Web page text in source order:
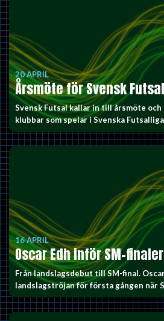
20 APRIL
Årsmöte för Svensk Futsal
Svensk Futsal kallar in till årsmöte
klubbar som spelar i Svenska
16 APRIL
Oscar Edh inför SM-
Från landslagsdebut till SM-final.
landslagströjan för första gången när